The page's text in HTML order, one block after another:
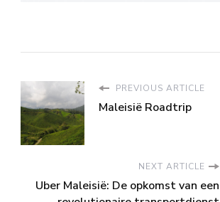
PREVIOUS ARTICLE
Maleisië Roadtrip
NEXT ARTICLE
Uber Maleisië: De opkomst van een